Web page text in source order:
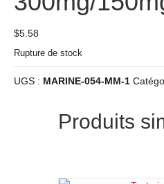
$5.58
Rupture de stock
UGS : MARINE-054-MM-1
Produits